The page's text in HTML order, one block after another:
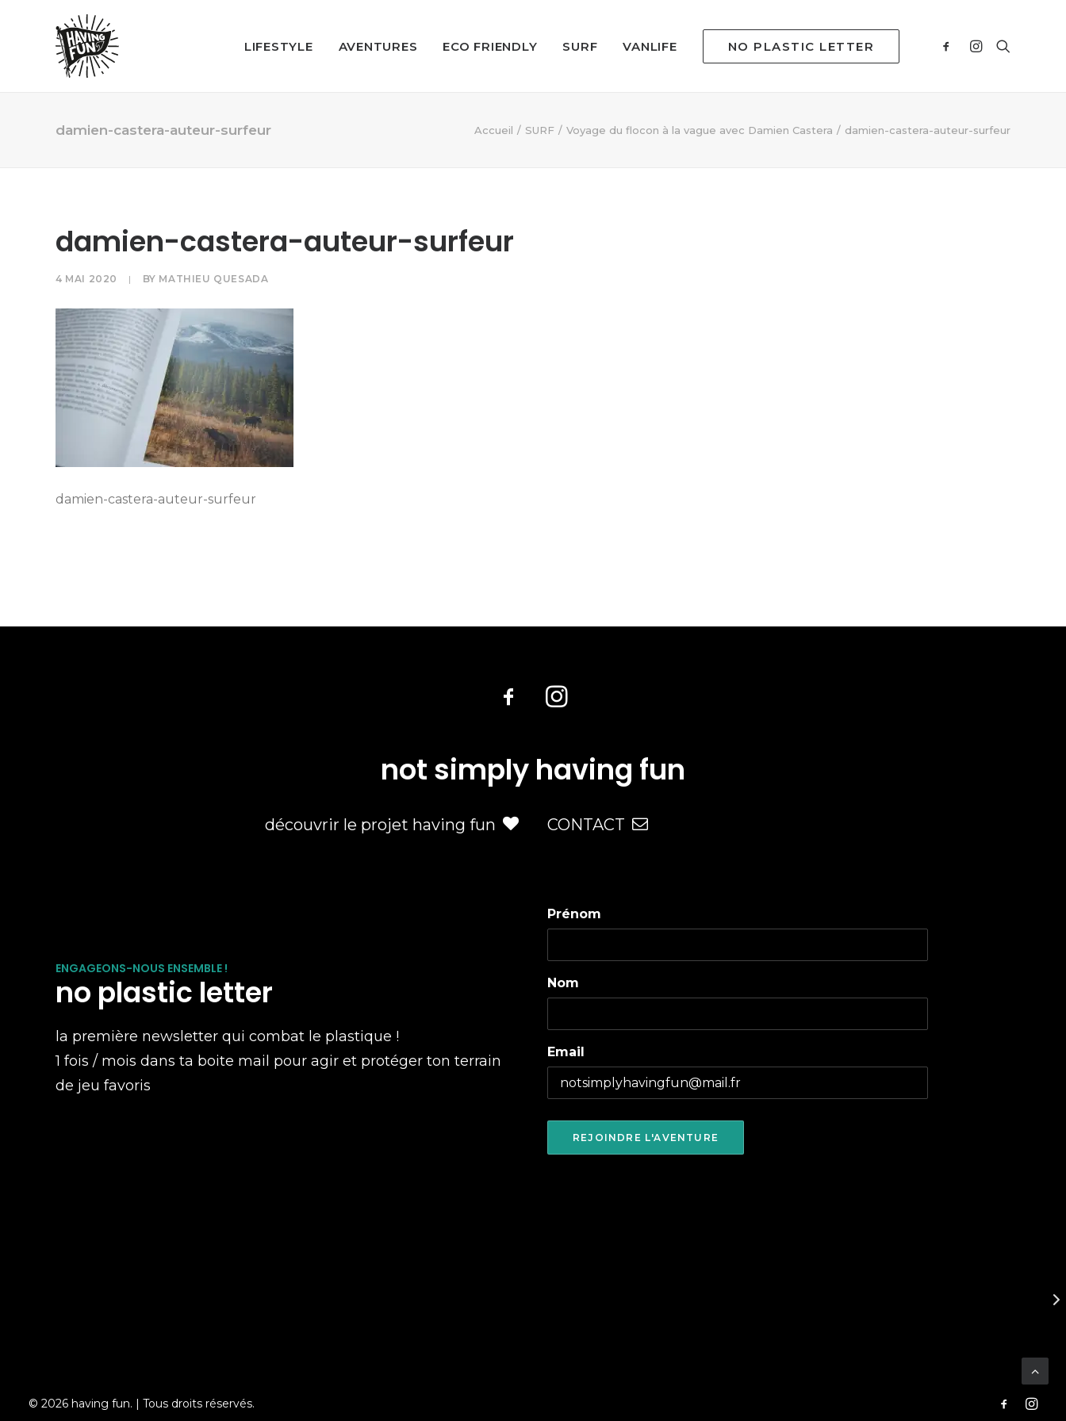
LIFESTYLE AVENTURES ECO FRIENDLY SURF VANLIFE NO PLASTIC LETTER
damien-castera-auteur-surfeur Accueil SURF Voyage du flocon à la vague avec Damien Castera damien-castera-auteur-surfeur
damien-castera-auteur-surfeur
4 MAI 2020 | BY MATHIEU QUESADA
damien-castera-auteur-surfeur
not simply having fun
découvrir le projet having fun CONTACT
ENGAGEONS-NOUS ENSEMBLE !
no plastic letter
la première newsletter qui combat le plastique !
1 fois / mois dans ta boite mail pour agir et protéger ton terrain
de jeu favoris
Prénom
Nom
Email
© 2026 having fun. | Tous droits réservés.